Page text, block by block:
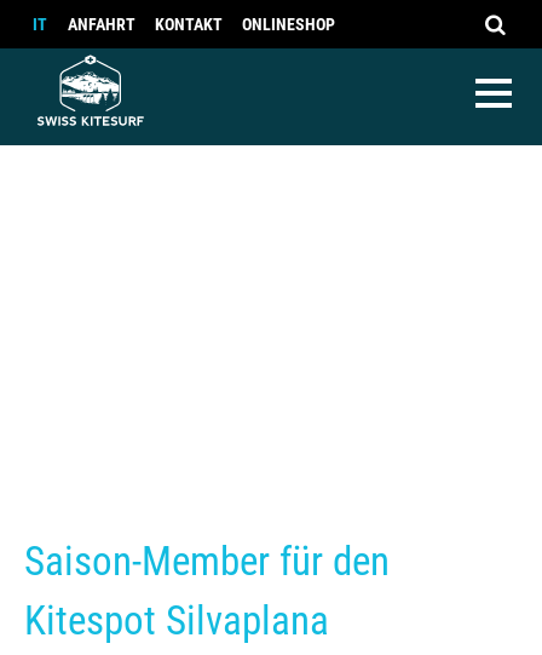
IT ANFAHRT KONTAKT ONLINESHOP
Kite camp Kenja
Saison-Member
Spotinfos Snowkiten
Saison-Member für den
Kitespot Silvaplana